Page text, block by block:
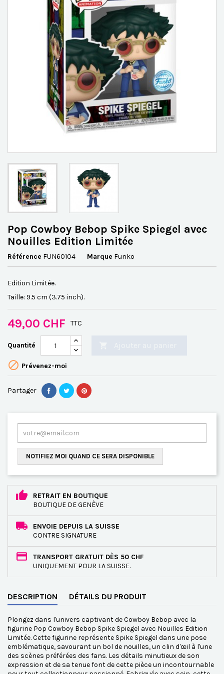
Pop Cowboy Bebop Spike Spiegel avec
Nouilles Edition Limitée
Référence FUN60104 Marque Funko
Edition Limitée.
Taille: 9.5 cm (3.75 inch).
49,00 CHF TTC
Quantité
 Prévenez-moi
Partager
NOTIFIEZ MOI QUAND CE SERA DISPONIBLE
RETRAIT EN BOUTIQUE
BOUTIQUE DE GENÈVE
ENVOIE DEPUIS LA SUISSE
CONTRE SIGNATURE
TRANSPORT GRATUIT DÈS 50 CHF
UNIQUEMENT POUR LA SUISSE.
DESCRIPTION DÉTAILS DU PRODUIT
Plongez dans l'univers captivant de Cowboy Bebop avec la
figurine Pop Cowboy Bebop Spike Spiegel avec Nouilles Edition
Limitée. Cette figurine représente Spike Spiegel dans une pose
emblématique, savourant un bol de nouilles, un clin d'œil à l'une
des scènes préférées des fans. Les détails minutieux de son
expression et de sa tenue font de cette pièce un incontournable